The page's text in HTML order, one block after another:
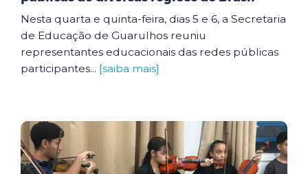
Nesta quarta e quinta-feira, dias 5 e 6, a Secretaria
de Educação de Guarulhos reuniu
representantes educacionais das redes públicas
participantes... [saiba mais]